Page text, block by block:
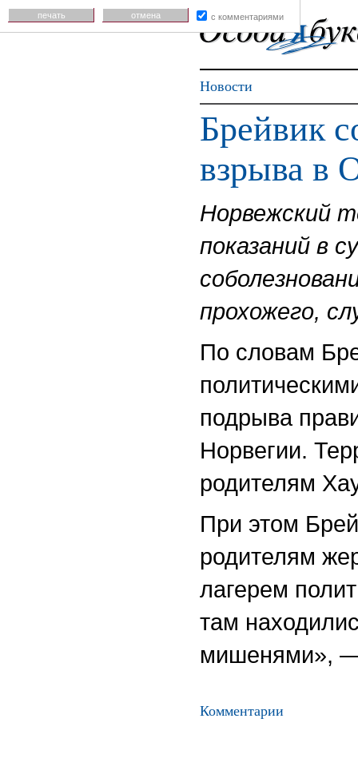
Новости
Брейвик
взрыва в
Норвежский
показаний в
прохожего,
По словам
подрыва
Норвегии.
родителям
При этом
родителям
лагерем
там
мишенями», —
Комментарии
печать отмена с комментариями